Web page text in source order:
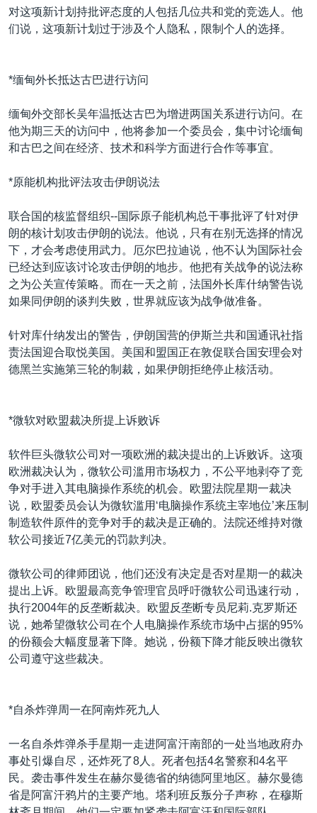
对这项新计划持批评态度的人包括几位共和党的竞选人。他
们说，这项新计划过于涉及个人隐私，限制个人的选择。
*缅甸外长抵达古巴进行访问
缅甸外交部长吴年温抵达古巴为增进两国关系进行访问。在
他为期三天的访问中，他将参加一个委员会，集中讨论缅甸
和古巴之间在经济、技术和科学方面进行合作等事宜。
*原能机构批评法攻击伊朗说法
联合国的核监督组织--国际原子能机构总干事批评了针对伊
朗的核计划攻击伊朗的说法。他说，只有在别无选择的情况
下，才会考虑使用武力。厄尔巴拉迪说，他不认为国际社会
已经达到应该讨论攻击伊朗的地步。他把有关战争的说法称
之为公关宣传策略。而在一天之前，法国外长库什纳警告说
如果同伊朗的谈判失败，世界就应该为战争做准备。
针对库什纳发出的警告，伊朗国营的伊斯兰共和国通讯社指
责法国迎合取悦美国。美国和盟国正在敦促联合国安理会对
德黑兰实施第三轮的制裁，如果伊朗拒绝停止核活动。
*微软对欧盟裁决所提上诉败诉
软件巨头微软公司对一项欧洲的裁决提出的上诉败诉。这项
欧洲裁决认为，微软公司滥用市场权力，不公平地剥夺了竞
争对手进入其电脑操作系统的机会。欧盟法院星期一裁决
说，欧盟委员会认为微软滥用‘电脑操作系统主宰地位’来压制
制造软件原件的竞争对手的裁决是正确的。法院还维持对微
软公司接近7亿美元的罚款判决。
微软公司的律师团说，他们还没有决定是否对星期一的裁决
提出上诉。欧盟最高竞争管理官员呼吁微软公司迅速行动，
执行2004年的反垄断裁决。欧盟反垄断专员尼莉.克罗斯还
说，她希望微软公司在个人电脑操作系统市场中占据的95%
的份额会大幅度显著下降。她说，份额下降才能反映出微软
公司遵守这些裁决。
*自杀炸弹周一在阿南炸死九人
一名自杀炸弹杀手星期一走进阿富汗南部的一处当地政府办
事处引爆自尽，还炸死了8人。死者包括4名警察和4名平
民。袭击事件发生在赫尔曼德省的纳德阿里地区。赫尔曼德
省是阿富汗鸦片的主要产地。塔利班反叛分子声称，在穆斯